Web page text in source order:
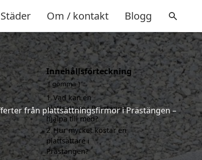
Städer Om / kontakt Blogg
från plattsättningsfirmor i Prästängen –
Innehållsförteckning
gömma
1 Vad kan en
plattsättare i Prästängen
hjälpa till med?
2 Hur mycket kostar en
plattsättare i
Prästängen?